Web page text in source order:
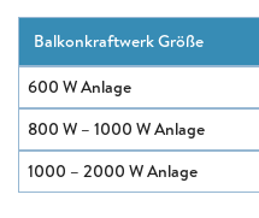
Balkonkraftwerk Größe
600 W Anlage
800 W – 1000 W Anlage
1000 – 2000 W Anlage